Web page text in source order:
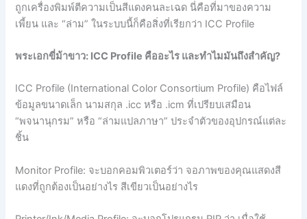
ถูกเครื่องพิมพ์ตีความเป็นสีแดงคนละเฉด นี่คือที่มาของความ
เพี้ยน และ “ล่าม” ในระบบนี้ก็คือสิ่งที่เรียกว่า ICC Profile
พระเอกขี่ม้าขาว: ICC Profile คืออะไร และทำไมมันถึงสำคัญ?
ICC Profile (International Color Consortium Profile) คือไฟล์
ข้อมูลขนาดเล็ก นามสกุล .icc หรือ .icm ที่เปรียบเสมือน
“พจนานุกรม” หรือ “ล่ามแปลภาษา” ประจำตัวของอุปกรณ์แต่ละ
ชิ้น
Monitor Profile: จะบอกคอมพิวเตอร์ว่า จอภาพของคุณแสดงสี
แดงที่ถูกต้องเป็นอย่างไร สีเขียวเป็นอย่างไร